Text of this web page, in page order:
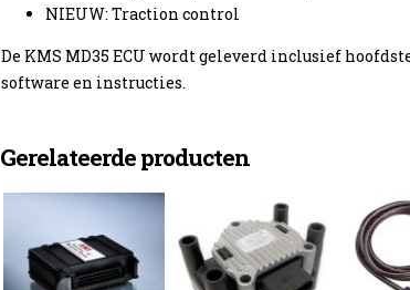
NIEUW: Traction control
De KMS MD35 ECU wordt geleverd inclusief
software en instructies.
Gerelateerde producten